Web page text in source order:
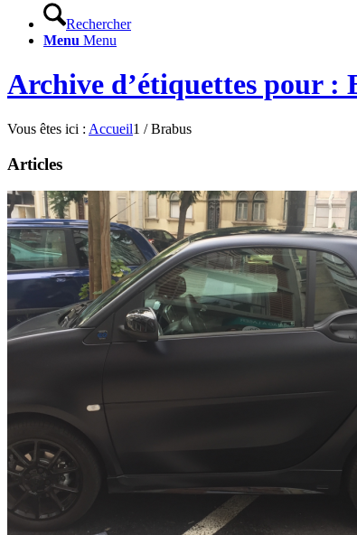
Rechercher
Menu Menu
Archive d’étiquettes pour :
Vous êtes ici : Accueil1 / Brabus
Articles